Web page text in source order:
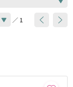
／ 1